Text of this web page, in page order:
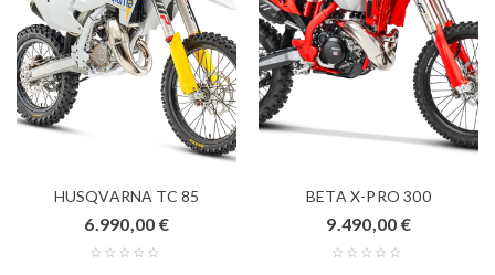
HUSQVARNA TC 85
6.990,00 €
BETA X-PRO 300
9.490,00 €